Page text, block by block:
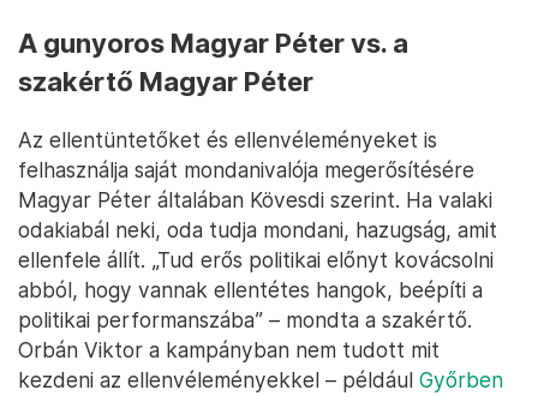
A gunyoros Magyar Péter vs. a
szakértő Magyar Péter
Az ellentüntetőket és ellenvéleményeket is
felhasználja saját mondanivalója megerősítésére
Magyar Péter általában Kövesdi szerint. Ha valaki
odakiabál neki, oda tudja mondani, hazugság, amit
ellenfele állít. „Tud erős politikai előnyt kovácsolni
abból, hogy vannak ellentétes hangok, beépíti a
politikai performanszába” – mondta a szakértő.
Orbán Viktor a kampányban nem tudott mit
kezdeni az ellenvéleményekkel – például Győrben